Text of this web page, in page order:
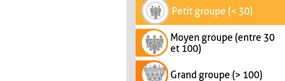
Petit groupe (< 30)
Moyen groupe (entre 30
et 100)
Grand groupe (> 100)